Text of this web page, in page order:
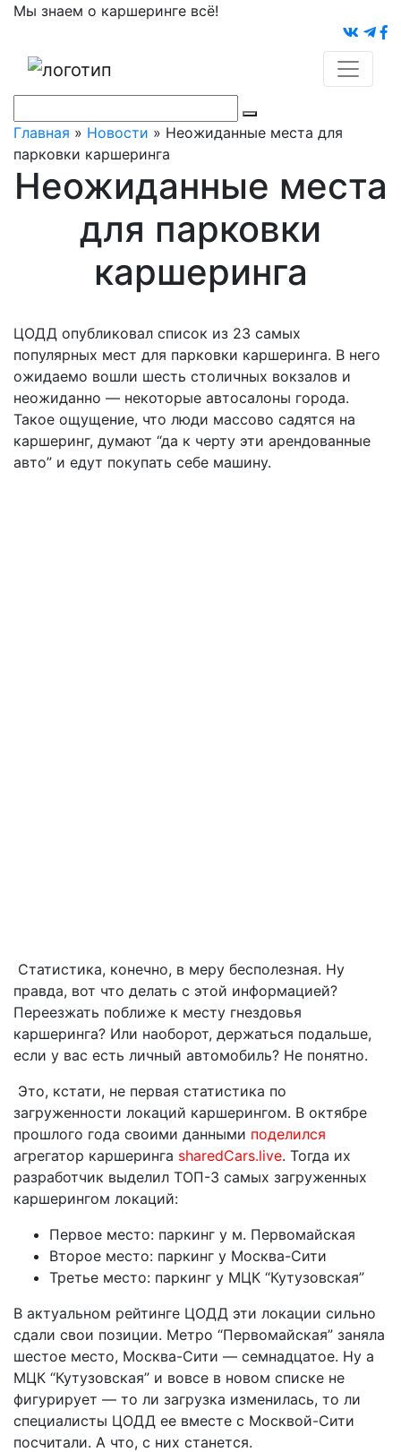
Мы знаем о каршеринге всё!
Главная » Новости » Неожиданные места для
парковки каршеринга
Неожиданные места
для парковки
каршеринга
ЦОДД опубликовал список из 23 самых
популярных мест для парковки каршеринга. В него
ожидаемо вошли шесть столичных вокзалов и
неожиданно — некоторые автосалоны города.
Такое ощущение, что люди массово садятся на
каршеринг, думают “да к черту эти арендованные
авто” и едут покупать себе машину.
Статистика, конечно, в меру бесполезная. Ну
правда, вот что делать с этой информацией?
Переезжать поближе к месту гнездовья
каршеринга? Или наоборот, держаться подальше,
если у вас есть личный автомобиль? Не понятно.
Это, кстати, не первая статистика по
загруженности локаций каршерингом. В октябре
прошлого года своими данными поделился
агрегатор каршеринга sharedCars.live. Тогда их
разработчик выделил ТОП-3 самых загруженных
каршерингом локаций:
Первое место: паркинг у м. Первомайская
Второе место: паркинг у Москва-Сити
Третье место: паркинг у МЦК “Кутузовская”
В актуальном рейтинге ЦОДД эти локации сильно
сдали свои позиции. Метро “Первомайская” заняла
шестое место, Москва-Сити — семнадцатое. Ну а
МЦК “Кутузовская” и вовсе в новом списке не
фигурирует — то ли загрузка изменилась, то ли
специалисты ЦОДД ее вместе с Москвой-Сити
посчитали. А что, с них станется.